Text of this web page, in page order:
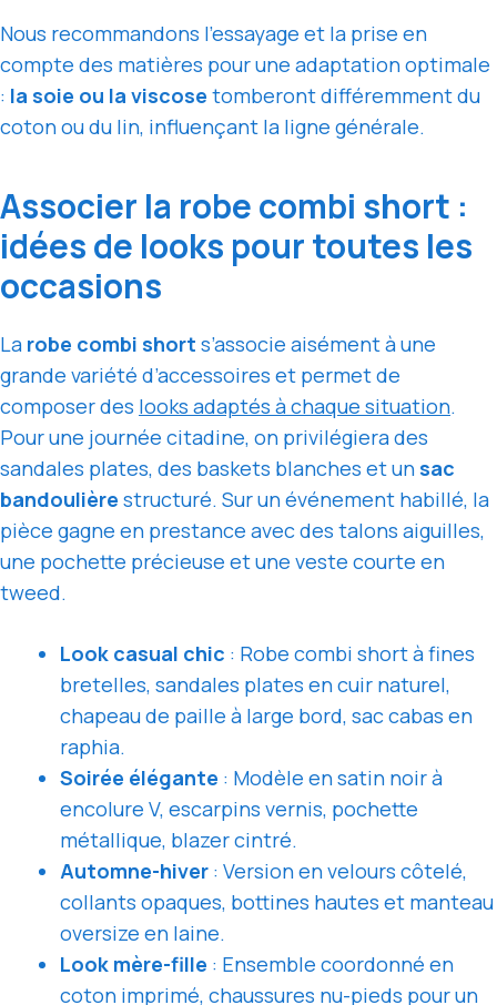
Nous recommandons l’essayage et la prise en
compte des matières pour une adaptation optimale
: la soie ou la viscose tomberont différemment du
coton ou du lin, influençant la ligne générale.
Associer la robe combi short :
idées de looks pour toutes les
occasions
La robe combi short s’associe aisément à une
grande variété d’accessoires et permet de
composer des looks adaptés à chaque situation.
Pour une journée citadine, on privilégiera des
sandales plates, des baskets blanches et un sac
bandoulière structuré. Sur un événement habillé, la
pièce gagne en prestance avec des talons aiguilles,
une pochette précieuse et une veste courte en
tweed.
Look casual chic : Robe combi short à fines
bretelles, sandales plates en cuir naturel,
chapeau de paille à large bord, sac cabas en
raphia.
Soirée élégante : Modèle en satin noir à
encolure V, escarpins vernis, pochette
métallique, blazer cintré.
Automne-hiver : Version en velours côtelé,
collants opaques, bottines hautes et manteau
oversize en laine.
Look mère-fille : Ensemble coordonné en
coton imprimé, chaussures nu-pieds pour un